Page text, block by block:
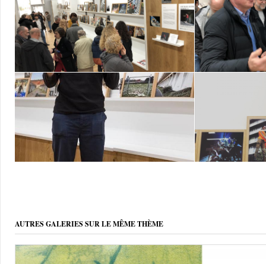
AUTRES GALERIES SUR LE MÊME THÈME